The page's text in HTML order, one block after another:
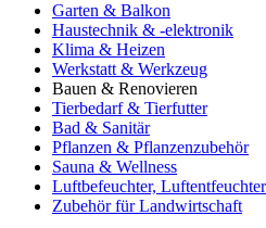
Garten & Balkon
Haustechnik & -elektronik
Klima & Heizen
Werkstatt & Werkzeug
Bauen & Renovieren
Tierbedarf & Tierfutter
Bad & Sanitär
Pflanzen & Pflanzenzubehör
Sauna & Wellness
Luftbefeuchter,
Zubehör für Landwirtschaft